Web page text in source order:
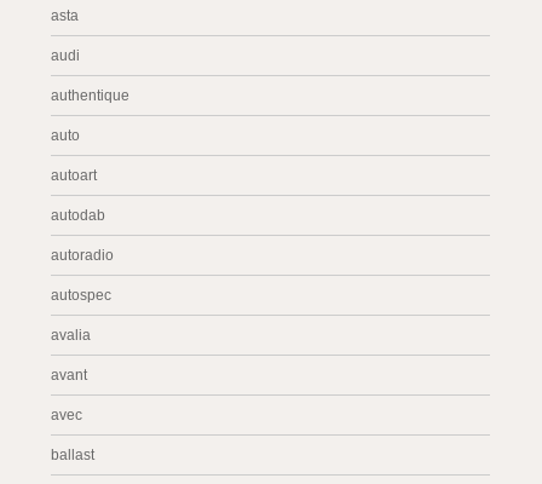
asta
audi
authentique
auto
autoart
autodab
autoradio
autospec
avalia
avant
avec
ballast